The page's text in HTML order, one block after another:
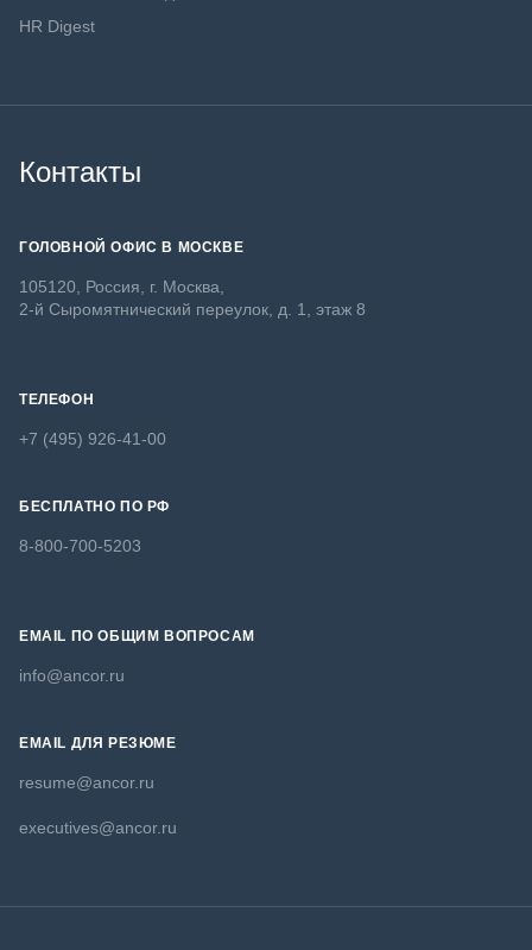
HR Digest
Контакты
ГОЛОВНОЙ ОФИС В МОСКВЕ
105120, Россия, г. Москва,
2-й Сыромятнический переулок, д. 1, этаж 8
ТЕЛЕФОН
+7 (495) 926-41-00
БЕСПЛАТНО ПО РФ
8-800-700-5203
EMAIL ПО ОБЩИМ ВОПРОСАМ
info@ancor.ru
EMAIL ДЛЯ РЕЗЮМЕ
resume@ancor.ru
executives@ancor.ru